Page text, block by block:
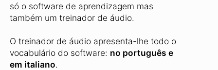
só o software de aprendizagem mas
também um treinador de áudio.
O treinador de áudio apresenta-lhe todo o
vocabulário do software: no português e
em italiano.